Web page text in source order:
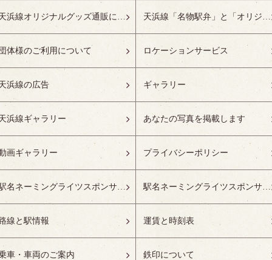
天浜線オリジナルグッズ通販について 天浜線「名物駅弁」と「オリジナルグッズ」
体様のご利用について ロケーションサービス
浜線の広告 ギャラリー
浜線ギャラリー あなたの写真を掲載します
画ギャラリー プライバシーポリシー
駅名ネーミングライツスポンサーの募集開始 駅名ネーミングライツスポンサー紹介
線と駅情報 運賃と時刻表
車・車両のご案内 鉄印について